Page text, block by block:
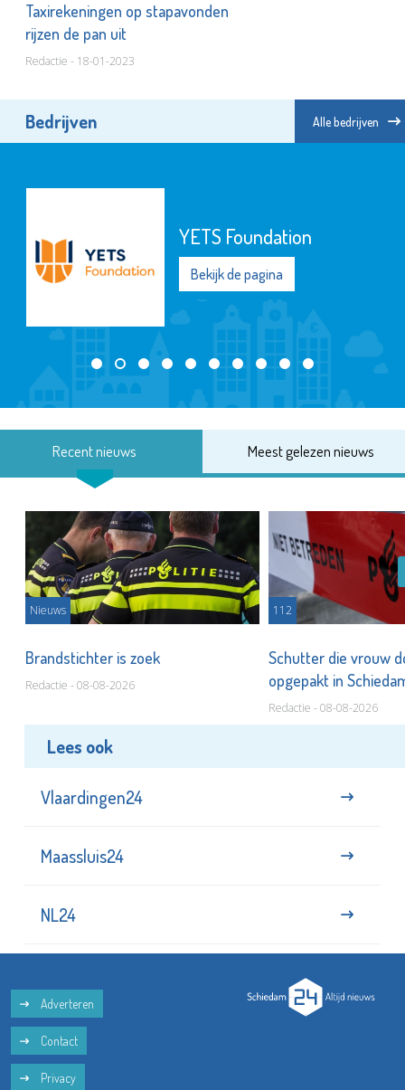
Taxirekeningen op stapavonden
rijzen de pan uit
Redactie - 18-01-2023
Bedrijven Alle bedrijven
YETS Foundation
Bekijk de pagina
Recent nieuws Meest gelezen nieuws
Nieuws
Brandstichter is zoek
Redactie - 08-08-2026
112
Schutter die vrouw
opgepakt in
Redactie - 08-08-2026
Lees ook
Vlaardingen24
Maassluis24
NL24
Adverteren
Contact
Privacy